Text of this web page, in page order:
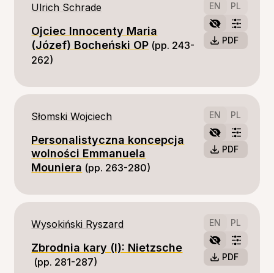
EN PL
PDF
Ulrich Schrade
Ojciec Innocenty Maria
(Józef) Bocheński OP (pp. 243-
262)
EN PL
PDF
Słomski Wojciech
Personalistyczna koncepcja
wolności Emmanuela
Mouniera (pp. 263-280)
EN PL
PDF
Wysokiński Ryszard
Zbrodnia kary (I): Nietzsche
(pp. 281-287)